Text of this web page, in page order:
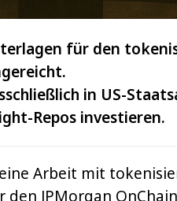
für den
in US-
Repos investieren.
Arbeit mit
JPMorgan